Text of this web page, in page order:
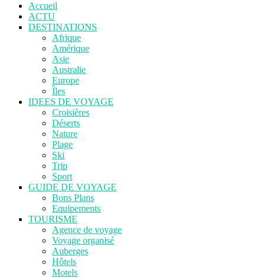
Accueil
ACTU
DESTINATIONS
Afrique
Amérique
Asie
Australie
Europe
Îles
IDEES DE VOYAGE
Croisières
Déserts
Nature
Plage
Ski
Trip
Sport
GUIDE DE VOYAGE
Bons Plans
Equipements
TOURISME
Agence de voyage
Voyage organisé
Auberges
Hôtels
Motels